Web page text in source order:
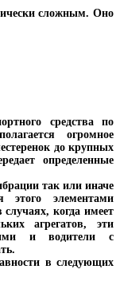
сложным. Оно
средства по
огромное
до крупных
определенные
так или иначе
этого элементами
когда имеет
агрегатов, эти
и водители с
в следующих